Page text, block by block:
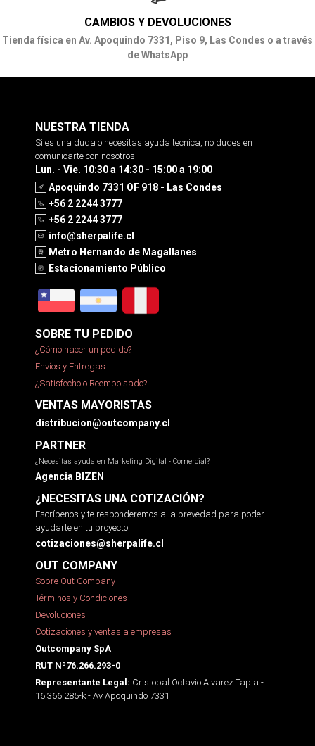
CAMBIOS Y DEVOLUCIONES
Tienda física en Av. Apoquindo 7331, Piso 9, Las Condes o a través
de WhatsApp
NUESTRA TIENDA
Si es una duda o necesitas ayuda tecnica, no dudes en
comunicarte con nosotros
Lun. - Vie. 10:30 a 14:30 - 15:00 a 19:00
Apoquindo 7331 OF 918 - Las Condes
+56 2 2244 3777
+56 2 2244 3777
info@sherpalife.cl
Metro Hernando de Magallanes
Estacionamiento Público
SOBRE TU PEDIDO
¿Cómo hacer un pedido?
Envíos y Entregas
¿Satisfecho o Reembolsado?
VENTAS MAYORISTAS
distribucion@outcompany.cl
PARTNER
¿Necesitas ayuda en Marketing Digital - Comercial?
Agencia BIZEN
¿NECESITAS UNA COTIZACIÓN?
Escríbenos y te responderemos a la brevedad para poder
ayudarte en tu proyecto.
cotizaciones@sherpalife.cl
OUT COMPANY
Sobre Out Company
Términos y Condiciones
Devoluciones
Cotizaciones y ventas a empresas
Outcompany SpA
RUT Nº76.266.293-0
Representante Legal: Cristobal Octavio Alvarez Tapia -
16.366.285-k - Av Apoquindo 7331